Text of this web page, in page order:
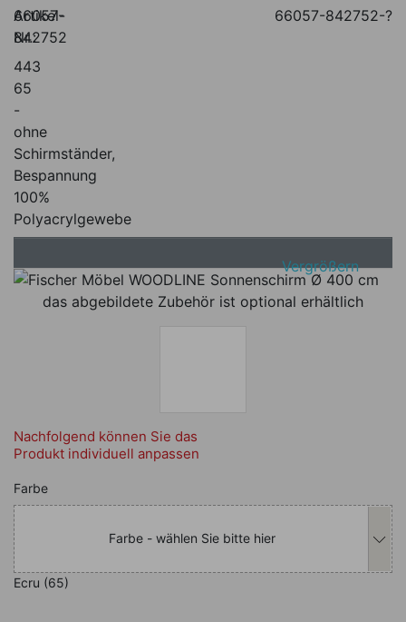
Artikel-
Nr.:
443
65
-
ohne
Schirmständer,
Bespannung
100%
Polyacrylgewebe
66057-
842752
66057-842752-?
Vergrößern
das abgebildete Zubehör ist optional erhältlich
Nachfolgend können Sie das
Produkt individuell anpassen
Nachfolgend können Sie das
Farbe
Farbe - wählen Sie bitte hier
Ecru (65)